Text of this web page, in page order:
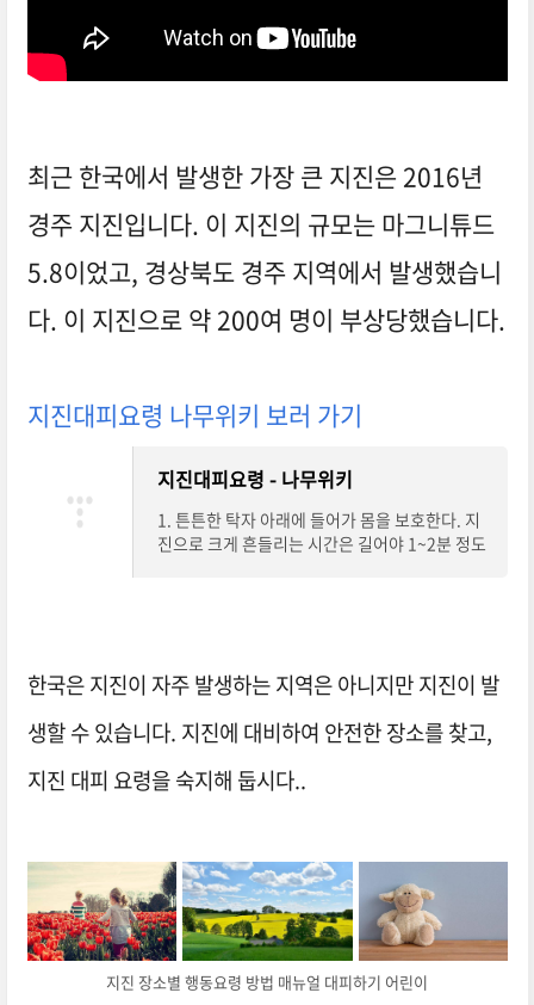
최근 한국에서 발생한 가장 큰 지진은 2016년
경주 지진입니다. 이 지진의 규모는 마그니튜드
5.8이었고, 경상북도 경주 지역에서 발생했습니
다. 이 지진으로 약 200여 명이 부상당했습니다.
지진대피요령 나무위키 보러 가기
지진대피요령 - 나무위키
1. 튼튼한 탁자 아래에 들어가 몸을 보호한다. 지
진으로 크게 흔들리는 시간은 길어야 1~2분 정도
한국은 지진이 자주 발생하는 지역은 아니지만 지진이 발
생할 수 있습니다. 지진에 대비하여 안전한 장소를 찾고,
지진 대피 요령을 숙지해 둡시다..
지진 장소별 행동요령 방법 매뉴얼 대피하기 어린이